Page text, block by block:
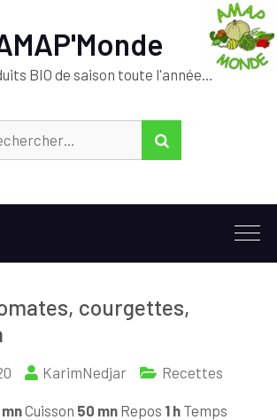
BIO de saison toute l'année…
courgettes,
KarimNedjar Recettes
Cuisson 50 mn Repos 1 h Temps